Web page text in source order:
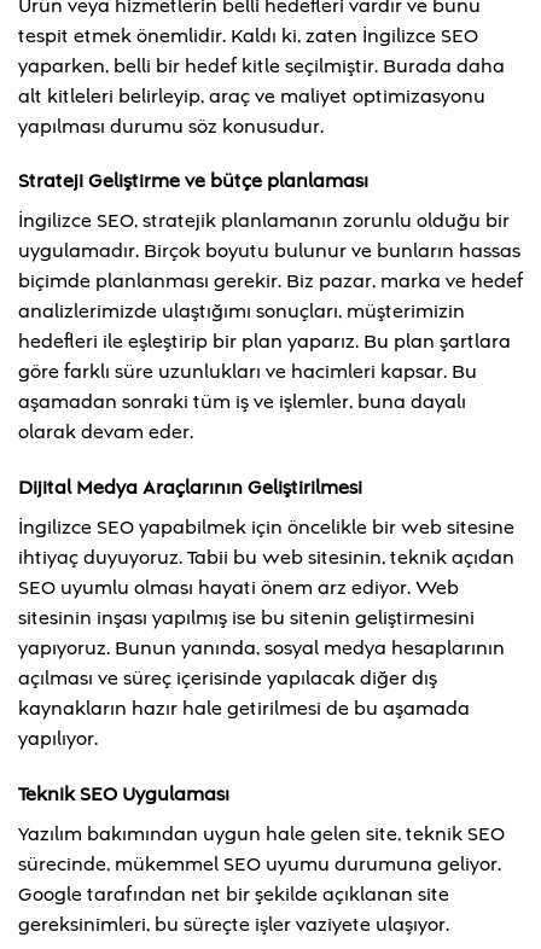
Ürün veya hizmetlerin belli hedefleri vardır ve bunu
tespit etmek önemlidir. Kaldı ki, zaten İngilizce SEO
yaparken, belli bir hedef kitle seçilmiştir. Burada daha
alt kitleleri belirleyip, araç ve maliyet optimizasyonu
yapılması durumu söz konusudur.
Strateji Geliştirme ve bütçe planlaması
İngilizce SEO, stratejik planlamanın zorunlu olduğu bir
uygulamadır. Birçok boyutu bulunur ve bunların hassas
biçimde planlanması gerekir. Biz pazar, marka ve hedef
analizlerimizde ulaştığımı sonuçları, müşterimizin
hedefleri ile eşleştirip bir plan yaparız. Bu plan şartlara
göre farklı süre uzunlukları ve hacimleri kapsar. Bu
aşamadan sonraki tüm iş ve işlemler, buna dayalı
olarak devam eder.
Dijital Medya Araçlarının Geliştirilmesi
İngilizce SEO yapabilmek için öncelikle bir web sitesine
ihtiyaç duyuyoruz. Tabii bu web sitesinin, teknik açıdan
SEO uyumlu olması hayati önem arz ediyor. Web
sitesinin inşası yapılmış ise bu sitenin geliştirmesini
yapıyoruz. Bunun yanında, sosyal medya hesaplarının
açılması ve süreç içerisinde yapılacak diğer dış
kaynakların hazır hale getirilmesi de bu aşamada
yapılıyor.
Teknik SEO Uygulaması
Yazılım bakımından uygun hale gelen site, teknik SEO
sürecinde, mükemmel SEO uyumu durumuna geliyor.
Google tarafından net bir şekilde açıklanan site
gereksinimleri, bu süreçte işler vaziyete ulaşıyor.